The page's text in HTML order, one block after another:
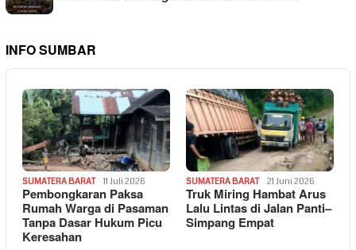
INFO SUMBAR
SUMATERA BARAT 11 Juli 2026
Pembongkaran Paksa
Rumah Warga di Pasaman
Tanpa Dasar Hukum Picu
Keresahan
SUMATERA BARAT 21 Juni 2026
Truk Miring Hambat Arus
Lalu Lintas di Jalan Panti–
Simpang Empat